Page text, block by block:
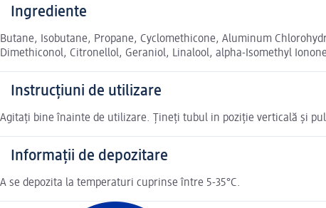
Ingrediente
Butane, Isobutane, Propane, Cyclomethicone, Aluminum
Dimethiconol, Citronellol, Geraniol, Linalool, alpha-Isomethyl
Instrucțiuni de utilizare
Agitaţi bine înainte de utilizare. Țineți tubul in poziție verticală și
Informații de depozitare
A se depozita la temperaturi cuprinse între 5-35°C.